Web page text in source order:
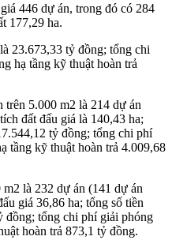
446 dự án, trong đó có 284
177,29 ha.
23.673,33 tỷ đồng; tổng chi
hạ tầng kỹ thuật hoàn trả
5.000 m2 là 214 dự án
đất đấu giá là 140,43 ha;
tỷ đồng; tổng chi phí
tầng kỹ thuật hoàn trả 4.009,68
là 232 dự án (141 dự án
giá 36,86 ha; tổng số tiền
đồng; tổng chi phí giải phóng
hoàn trả 873,1 tỷ đồng.